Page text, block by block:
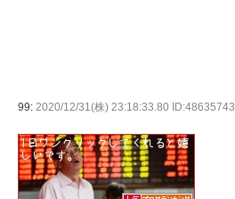
99: 2020/12/31(株) 23:18:33.80 ID:48635743